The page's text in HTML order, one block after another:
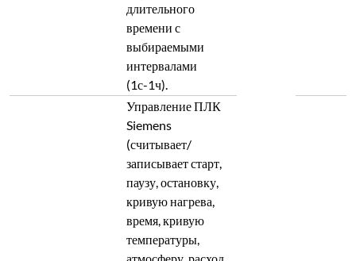
длительного
времени с
выбираемыми
интервалами
(1с-1ч).
Управление ПЛК
Siemens
(считывает/
записывает старт,
паузу, остановку,
кривую нагрева,
время, кривую
температуры,